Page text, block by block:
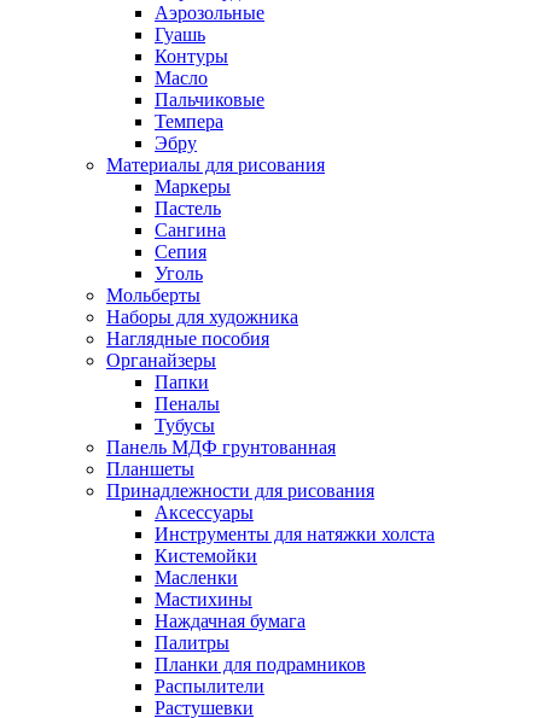
Аэрозольные
Гуашь
Контуры
Масло
Пальчиковые
Темпера
Эбру
Материалы для рисования
Маркеры
Пастель
Сангина
Сепия
Уголь
Мольберты
Наборы для художника
Наглядные пособия
Органайзеры
Папки
Пеналы
Тубусы
Панель МДФ грунтованная
Планшеты
Принадлежности для рисования
Аксессуары
Инструменты для натяжки холста
Кистемойки
Масленки
Мастихины
Наждачная бумага
Палитры
Планки для подрамников
Распылители
Растушевки